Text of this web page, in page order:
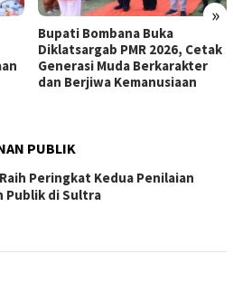
»
Bupati Bombana Buka
Diklatsargab PMR 2026, Cetak
Generasi Muda Berkarakter
dan Berjiwa Kemanusiaan
PUBLIK
Peringkat Kedua Penilaian
Publik di Sultra